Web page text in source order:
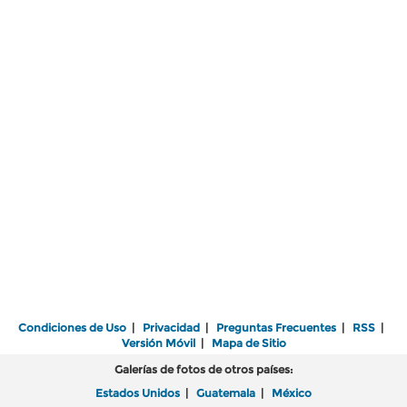
Condiciones de Uso | Privacidad | Preguntas Frecuentes | RSS |
Versión Móvil| Mapa de Sitio
Galerías de fotos de otros países:
Estados Unidos | Guatemala | México